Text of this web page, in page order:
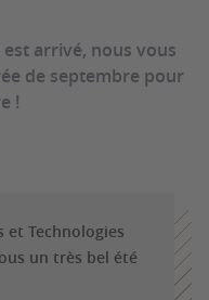
arrivé, nous vous
de septembre pour
!
et Technologies
un très bel été